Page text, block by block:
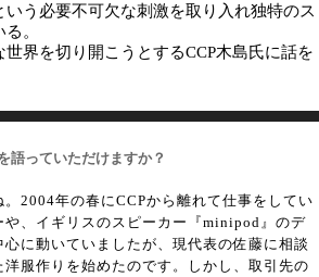
う必要不可欠な刺激を取り入れ独特のス
。
界を切り開こうとするCCP木島氏に話を
語っていただけますか？
2004年の春にCCPから離れて仕事をしてい
や、イギリスのスピーカー『minipod』のデ
心に動いていましたが、現代表の佐藤に相談
洋服作りを始めたのです。しかし、取引先の